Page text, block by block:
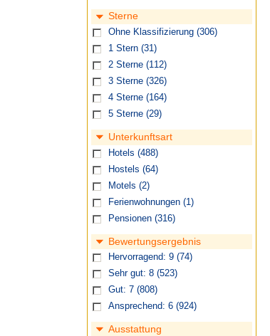
Sterne
Ohne Klassifizierung (306)
1 Stern (31)
2 Sterne (112)
3 Sterne (326)
4 Sterne (164)
5 Sterne (29)
Unterkunftsart
Hotels (488)
Hostels (64)
Motels (2)
Ferienwohnungen (1)
Pensionen (316)
Bewertungsergebnis
Hervorragend: 9 (74)
Sehr gut: 8 (523)
Gut: 7 (808)
Ansprechend: 6 (924)
Ausstattung